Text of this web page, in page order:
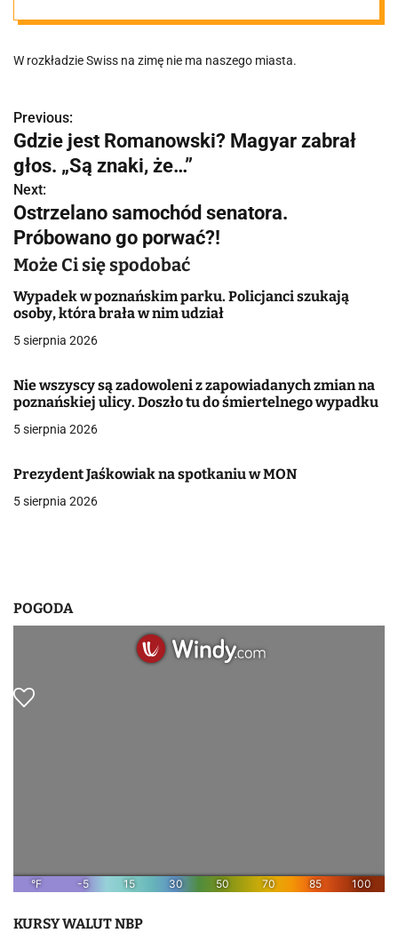
zimą bez
połączenia z
Zurychem?
W rozkładzie Swiss na zimę nie ma naszego miasta.
N
a
w
i
g
a
c
a
w
i
Previous:
Gdzie jest Romanowski? Magyar zabrał
głos. „Są znaki, że…”
Next:
Ostrzelano samochód senatora.
Próbowano go porwać?!
Może Ci się spodobać
Wypadek w poznańskim parku. Policjanci szukają
osoby, która brała w nim udział
5 sierpnia 2026
Nie wszyscy są zadowoleni z zapowiadanych zmian na
poznańskiej ulicy. Doszło tu do śmiertelnego wypadku
5 sierpnia 2026
Prezydent Jaśkowiak na spotkaniu w MON
5 sierpnia 2026
POGODA
KURSY WALUT NBP